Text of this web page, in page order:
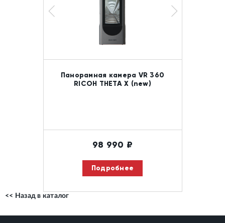
Панорамная камера VR 360
RICOH THETA X (new)
98 990 ₽
Подробнее
<< Назад в каталог